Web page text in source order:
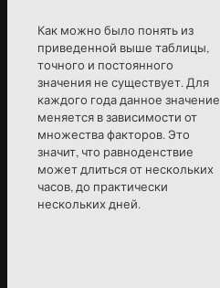
Как можно было понять из
приведенной выше таблицы,
точного и постоянного
значения не существует. Для
каждого года данное значение
меняется в зависимости от
множества факторов. Это
значит, что равноденствие
может длиться от нескольких
часов, до практически
нескольких дней.